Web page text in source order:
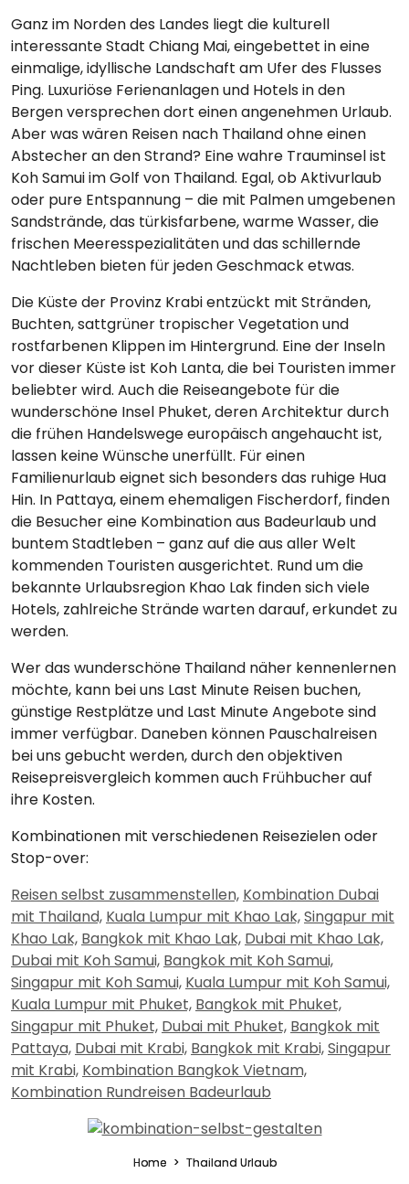
Ganz im Norden des Landes liegt die kulturell
interessante Stadt Chiang Mai, eingebettet in eine
einmalige, idyllische Landschaft am Ufer des Flusses
Ping. Luxuriöse Ferienanlagen und Hotels in den
Bergen versprechen dort einen angenehmen Urlaub.
Aber was wären Reisen nach Thailand ohne einen
Abstecher an den Strand? Eine wahre Trauminsel ist
Koh Samui im Golf von Thailand. Egal, ob Aktivurlaub
oder pure Entspannung – die mit Palmen umgebenen
Sandstrände, das türkisfarbene, warme Wasser, die
frischen Meeresspezialitäten und das schillernde
Nachtleben bieten für jeden Geschmack etwas.
Die Küste der Provinz Krabi entzückt mit Stränden,
Buchten, sattgrüner tropischer Vegetation und
rostfarbenen Klippen im Hintergrund. Eine der Inseln
vor dieser Küste ist Koh Lanta, die bei Touristen immer
beliebter wird. Auch die Reiseangebote für die
wunderschöne Insel Phuket, deren Architektur durch
die frühen Handelswege europäisch angehaucht ist,
lassen keine Wünsche unerfüllt. Für einen
Familienurlaub eignet sich besonders das ruhige Hua
Hin. In Pattaya, einem ehemaligen Fischerdorf, finden
die Besucher eine Kombination aus Badeurlaub und
buntem Stadtleben – ganz auf die aus aller Welt
kommenden Touristen ausgerichtet. Rund um die
bekannte Urlaubsregion Khao Lak finden sich viele
Hotels, zahlreiche Strände warten darauf, erkundet zu
werden.
Wer das wunderschöne Thailand näher kennenlernen
möchte, kann bei uns Last Minute Reisen buchen,
günstige Restplätze und Last Minute Angebote sind
immer verfügbar. Daneben können Pauschalreisen
bei uns gebucht werden, durch den objektiven
Reisepreisvergleich kommen auch Frühbucher auf
ihre Kosten.
Kombinationen mit verschiedenen Reisezielen oder
Stop-over:
Reisen selbst zusammenstellen, Kombination Dubai
mit Thailand, Kuala Lumpur mit Khao Lak,Singapur mit
Khao Lak, Bangkok mit Khao Lak, Dubai mit Khao Lak,
Dubai mit Koh Samui, Bangkok mit Koh Samui,
Singapur mit Koh Samui, Kuala Lumpur mit Koh Samui,
Kuala Lumpur mit Phuket, Bangkok mit Phuket,
Singapur mit Phuket, Dubai mit Phuket, Bangkok mit
Pattaya, Dubai mit Krabi, Bangkok mit Krabi,Singapur
mit Krabi, Kombination Bangkok Vietnam,
Kombination Rundreisen Badeurlaub
Home Thailand Urlaub